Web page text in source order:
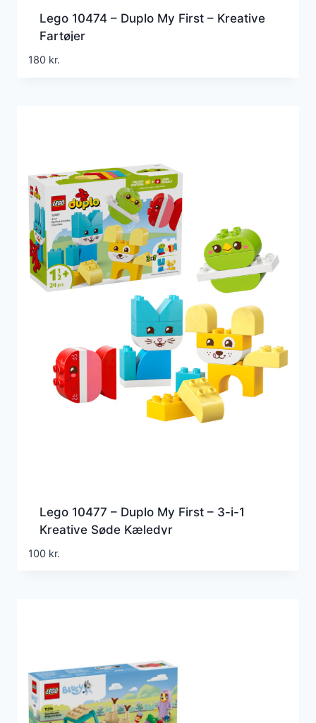
Lego 10474 – Duplo My First – Kreative
Fartøjer
180 kr.
Lego 10477 – Duplo My First – 3-i-1
Kreative Søde Kæledyr
100 kr.